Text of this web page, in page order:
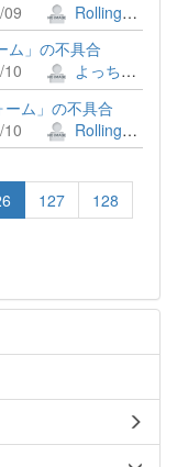
RollingFields
ム」の不具合
よっちゃん
ム」の不具合
RollingFields
127
128